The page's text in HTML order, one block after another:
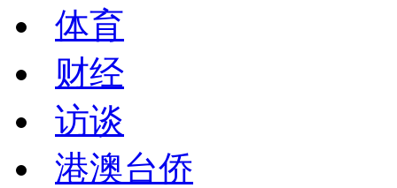
体育
财经
访谈
港澳台侨